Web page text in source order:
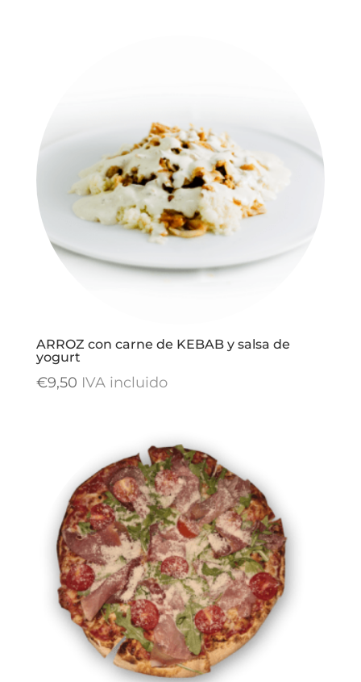
ARROZ con carne de KEBAB y salsa de
yogurt
€9,50 IVA incluido